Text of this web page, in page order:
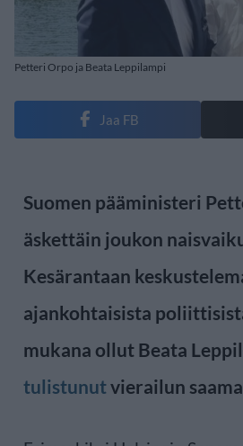
Petteri Orpo ja Beata Leppilampi
Jaa FB
Suomen pääministeri
äskettäin joukon
Kesärantaan
ajankohtaisista
mukana ollut Beata
tulistunutvierailun